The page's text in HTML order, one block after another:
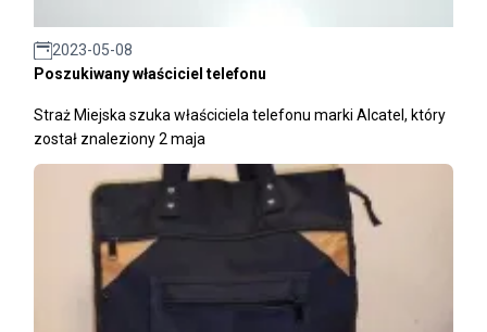
2023-05-08
Poszukiwany właściciel telefonu
Straż Miejska szuka właściciela telefonu marki Alcatel, który
został znaleziony 2 maja